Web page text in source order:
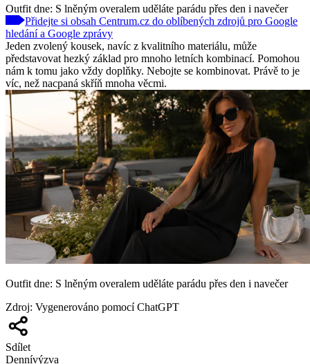
Outfit dne: S lněným overalem uděláte parádu přes den i navečer
Přidejte si obsah Centrum.cz do oblíbených zdrojů pro Google
hledání a Google zprávy
Jeden zvolený kousek, navíc z kvalitního materiálu, může
představovat hezký základ pro mnoho letních kombinací. Pomohou
nám k tomu jako vždy doplňky. Nebojte se kombinovat. Právě to je
víc, než nacpaná skříň mnoha věcmi.
Outfit dne: S lněným overalem uděláte parádu přes den i navečer
Zdroj: Vygenerováno pomocí ChatGPT
Sdílet
Dennívýzva